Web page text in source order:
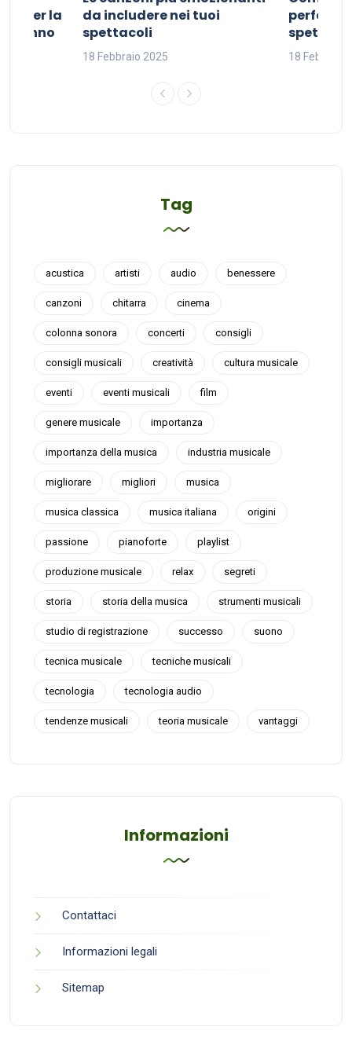
per la
sonno
da includere nei tuoi
spettacoli
18 Febbraio 2025
perfetta
18 Febbraio
Tag
acustica artisti audio benessere
canzoni chitarra cinema
colonna sonora concerti consigli
consigli musicali creatività cultura musicale
eventi eventi musicali film
genere musicale importanza
importanza della musica industria musicale
migliorare migliori musica
musica classica musica italiana origini
passione pianoforte playlist
produzione musicale relax segreti
storia storia della musica strumenti musicali
studio di registrazione successo suono
tecnica musicale tecniche musicali
tecnologia tecnologia audio
tendenze musicali teoria musicale vantaggi
Informazioni
Contattaci
Informazioni legali
Sitemap